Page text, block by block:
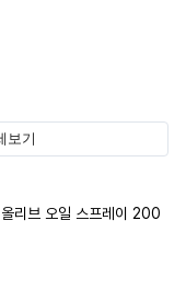
보기
리브 오일 스프레이 200